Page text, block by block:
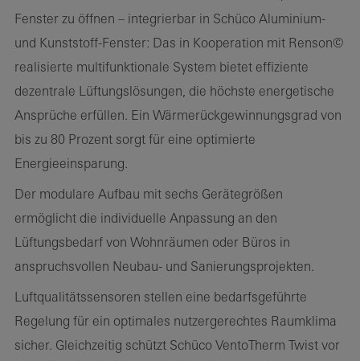
Fenster zu öffnen – integrierbar in Schüco Aluminium-
und Kunststoff-Fenster: Das in Kooperation mit Renson©
realisierte multifunktionale System bietet effiziente
dezentrale Lüftungslösungen, die höchste energetische
Ansprüche erfüllen. Ein Wärmerückgewinnungsgrad von
bis zu 80 Prozent sorgt für eine optimierte
Energieeinsparung.
Der modulare Aufbau mit sechs Gerätegrößen
ermöglicht die individuelle Anpassung an den
Lüftungsbedarf von Wohnräumen oder Büros in
anspruchsvollen Neubau- und Sanierungsprojekten.
Luftqualitätssensoren stellen eine bedarfsgeführte
Regelung für ein optimales nutzergerechtes Raumklima
sicher. Gleichzeitig schützt Schüco VentoTherm Twist vor